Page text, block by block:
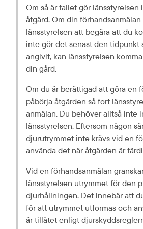
Om så är fallet gör
åtgärd. Om din
länsstyrelsen att begära att du
inte gör det senast den tidpunkt
angivit, kan länsstyrelsen
din gård.
Om du är berättigad att göra en
påbörja åtgärden så fort
anmälan. Du behöver alltså inte
länsstyrelsen. Eftersom någon
djurutrymmet inte krävs vid en
använda det när åtgärden är
Vid en förhands­anmälan
länsstyrelsen utrymmet för den
djurhållningen. Det innebär att
för att utrymmet utformas och
är tillåtet enligt